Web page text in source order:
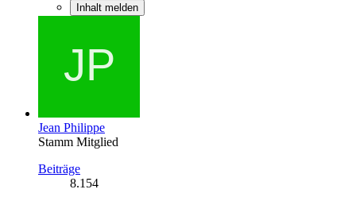
Inhalt melden
Jean Philippe
Stamm Mitglied
Beiträge
8.154